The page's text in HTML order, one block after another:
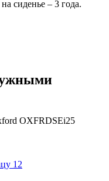
сиденье – 3 года.
OXFRDSEi25
12